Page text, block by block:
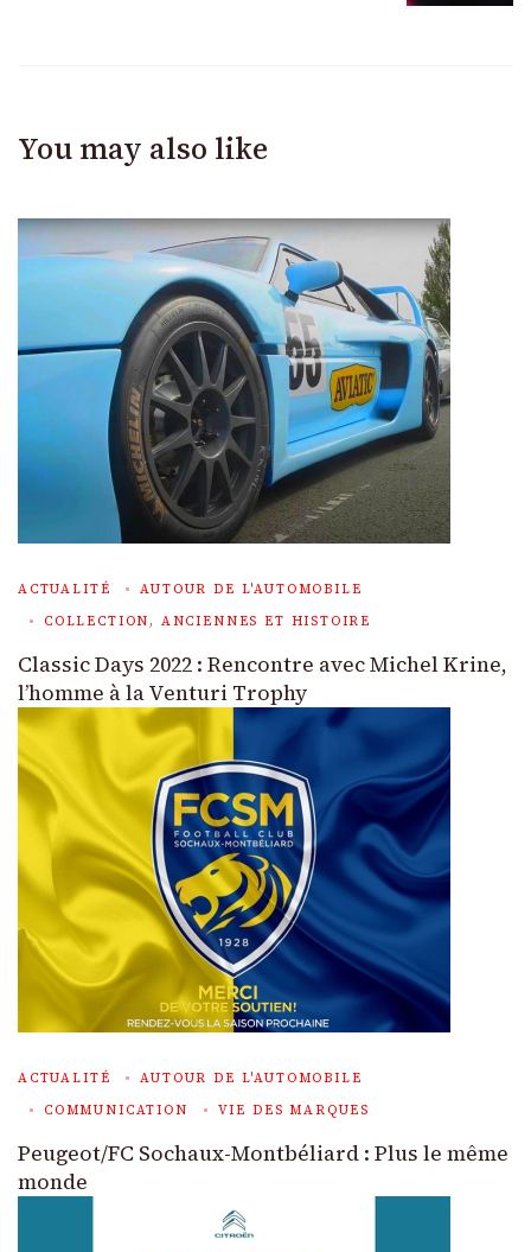
You may also like
ACTUALITÉ
AUTOUR DE L'AUTOMOBILE
COLLECTION, ANCIENNES ET HISTOIRE
Classic Days 2022 : Rencontre avec Michel Krine,
l’homme à la Venturi Trophy
ACTUALITÉ
AUTOUR DE L'AUTOMOBILE
COMMUNICATION
VIE DES MARQUES
Peugeot/FC Sochaux-Montbéliard : Plus le même
monde